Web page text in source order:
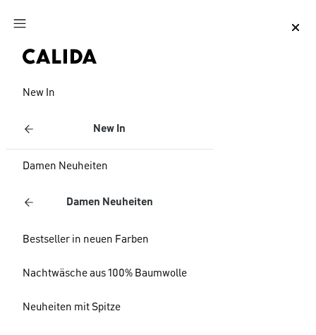
Zum Hauptinhalt springen
New In
New In
Damen Neuheiten
Damen Neuheiten
Bestseller in neuen Farben
Nachtwäsche aus 100% Baumwolle
Neuheiten mit Spitze